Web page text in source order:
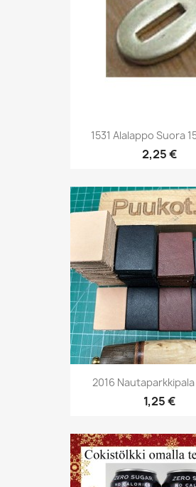
1531 Alalappo Suora
2,25 €
2016 Nautaparkkipala
1,25 €